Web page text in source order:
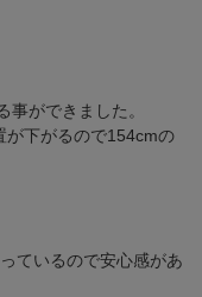
ができました。
が下がるので154cmの
ているので安心感があ